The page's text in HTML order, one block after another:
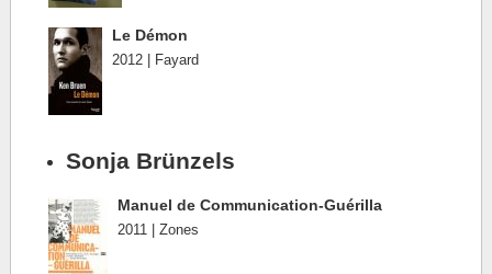
Le Démon
2012 | Fayard
Sonja Brünzels
Manuel de Communication-Guérilla
2011 | Zones